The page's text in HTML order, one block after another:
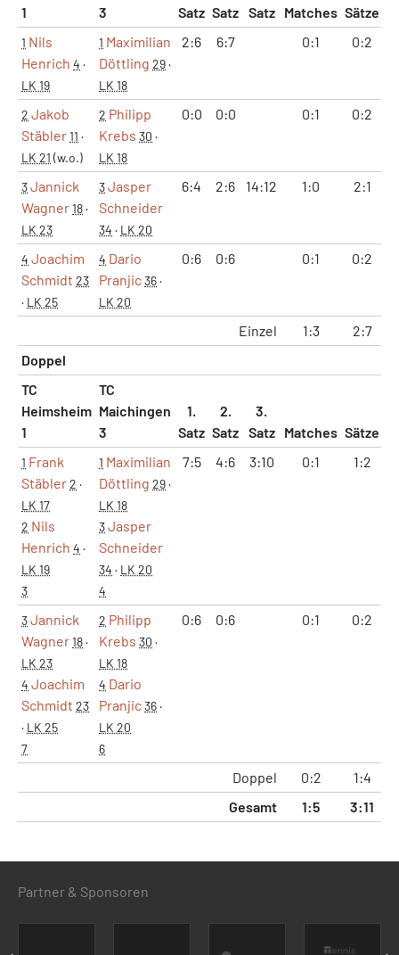
1
3
Satz Satz Satz
Matches Sätze
1 Nils
Henrich 4 ·
LK 19
1 Maximilian
Döttling 29·
LK 18
2:6 6:7 0:1 0:2
2 Jakob
Stäbler11 ·
LK 21 (w.o.)
2 Philipp
Krebs 30 ·
LK 18
0:0 0:0 0:1 0:2
3Jannick
Wagner18·
LK 23
3Jasper
Schneider
34 · LK 20
6:4 2:6 14:12 1:0 2:1
4 Joachim
Schmidt 23
· LK 25
4 Dario
Pranjic36·
LK 20
0:6 0:6 0:1 0:2
Einzel 1:3 2:7
Doppel
TC
Heimsheim
1
TC
Maichingen
3
1.
Satz
2.
Satz
3.
Satz
Matches Sätze
1 Frank
Stäbler2 ·
LK 17
2 Nils
Henrich 4 ·
LK 19
3
1 Maximilian
Döttling 29·
LK 18
3Jasper
Schneider
34 · LK 20
4
7:5 4:6 3:10 0:1 1:2
3Jannick
Wagner18·
LK 23
4 Joachim
Schmidt 23
· LK 25
7
2 Philipp
Krebs 30 ·
LK 18
4 Dario
Pranjic36·
LK 20
6
0:6 0:6 0:1 0:2
Doppel 0:2 1:4
Gesamt
1:5 3:11
Partner & Sponsoren